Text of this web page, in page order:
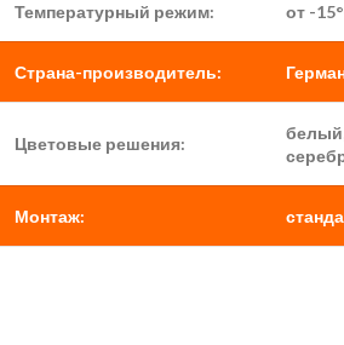
Температурный режим: от -
Страна-производитель:
Цветовые решения:
Монтаж: